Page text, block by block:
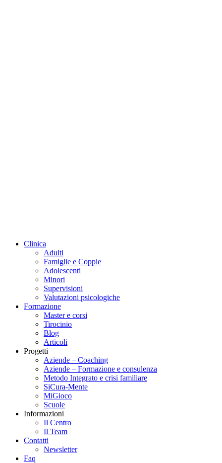
Clinica
Adulti
Famiglie e Coppie
Adolescenti
Minori
Supervisioni
Valutazioni psicologiche
Formazione
Master e corsi
Tirocinio
Blog
Articoli
Progetti
Aziende – Coaching
Aziende – Formazione e consulenza
Metodo Integrato e crisi familiare
SiCura-Mente
MiGioco
Scuole
Informazioni
Il Centro
Il Team
Contatti
Newsletter
Faq